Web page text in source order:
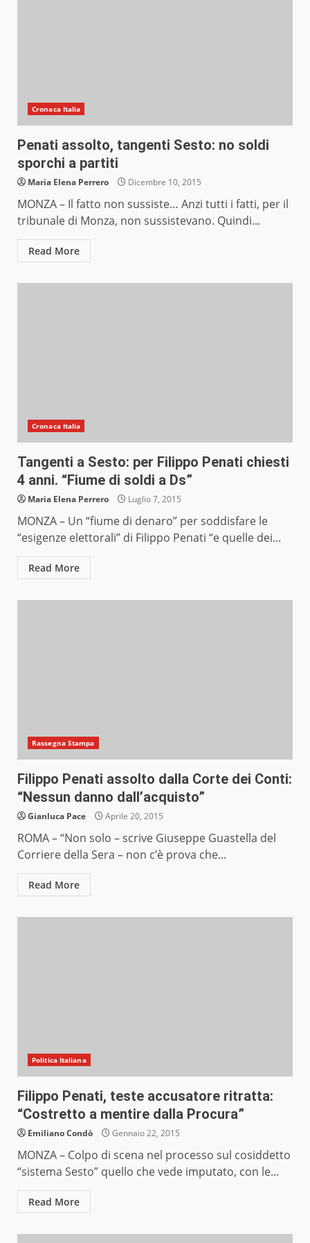
Cronaca Italia
Penati assolto, tangenti Sesto: no soldi
sporchi a partiti
Maria Elena Perrero Dicembre 10, 2015
MONZA – Il fatto non sussiste… Anzi tutti i fatti, per il
tribunale di Monza, non sussistevano. Quindi...
Read More
Cronaca Italia
Tangenti a Sesto: per Filippo Penati chiesti
4 anni. “Fiume di soldi a Ds”
Maria Elena Perrero Luglio 7, 2015
MONZA – Un “fiume di denaro” per soddisfare le
“esigenze elettorali” di Filippo Penati “e quelle dei...
Read More
Rassegna Stampa
Filippo Penati assolto dalla Corte dei Conti:
“Nessun danno dall’acquisto”
Gianluca Pace Aprile 20, 2015
ROMA – “Non solo – scrive Giuseppe Guastella del
Corriere della Sera – non c’è prova che...
Read More
Politica Italiana
Filippo Penati, teste accusatore ritratta:
“Costretto a mentire dalla Procura”
Emiliano Condò Gennaio 22, 2015
MONZA – Colpo di scena nel processo sul cosiddetto
“sistema Sesto” quello che vede imputato, con le...
Read More